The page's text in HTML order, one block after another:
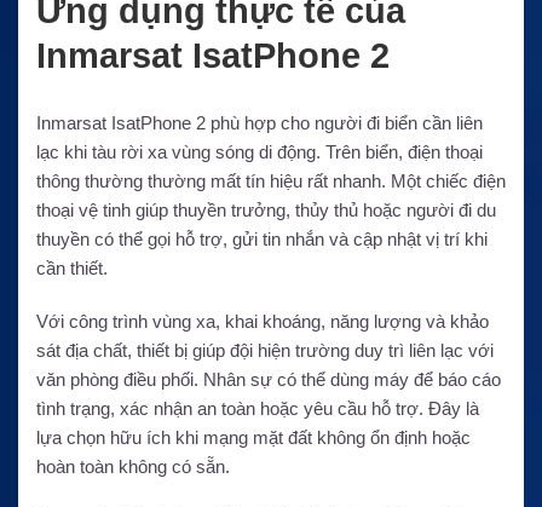
Ứng dụng thực tế của
Inmarsat IsatPhone 2
Inmarsat IsatPhone 2 phù hợp cho người đi biển cần liên
lạc khi tàu rời xa vùng sóng di động. Trên biển, điện thoại
thông thường thường mất tín hiệu rất nhanh. Một chiếc điện
thoại vệ tinh giúp thuyền trưởng, thủy thủ hoặc người đi du
thuyền có thể gọi hỗ trợ, gửi tin nhắn và cập nhật vị trí khi
cần thiết.
Với công trình vùng xa, khai khoáng, năng lượng và khảo
sát địa chất, thiết bị giúp đội hiện trường duy trì liên lạc với
văn phòng điều phối. Nhân sự có thể dùng máy để báo cáo
tình trạng, xác nhận an toàn hoặc yêu cầu hỗ trợ. Đây là
lựa chọn hữu ích khi mạng mặt đất không ổn định hoặc
hoàn toàn không có sẵn.